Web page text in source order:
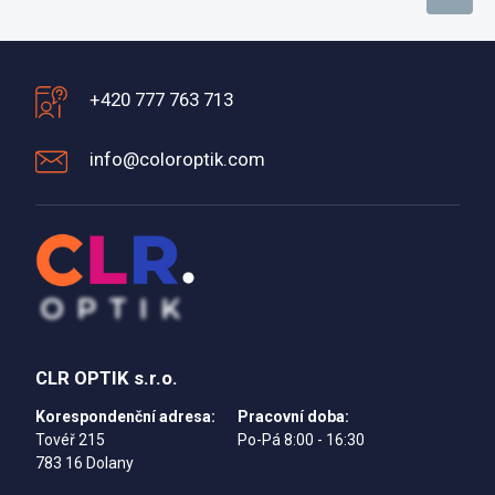
+420 777 763 713
info@coloroptik.com
CLR OPTIK s.r.o.
Korespondenční adresa:
Tovéř 215
783 16 Dolany
Pracovní doba:
Po-Pá 8:00 - 16:30